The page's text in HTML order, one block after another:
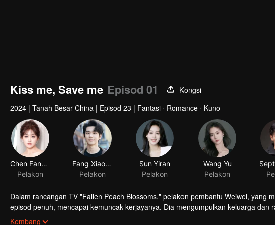
Kiss me, Save me Episod 01
Kongsi
2024 | Tanah Besar China | Episod 23 | Fantasi · Romance · Kuno
Chen Fangtong
Pelakon
Dalam rancangan TV "Fallen Peach Blossoms," pelakon pembantu Weiwei, yang
episod penuh, mencapai kemuncak kerjayanya. Dia mengumpulkan keluarga
apabila beliau dihukum mati oleh eunuch Jiang Yu dalam episod pertama. Weiwei
Kembang